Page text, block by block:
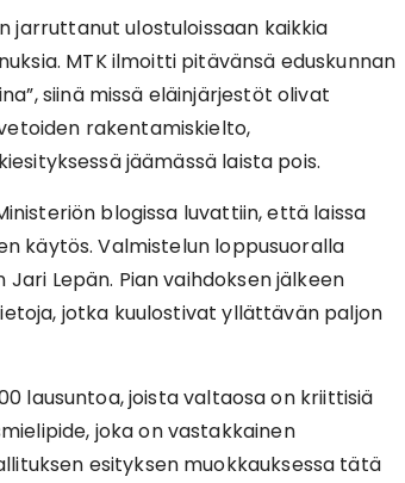
jarruttanut ulostuloissaan kaikkia
MTK ilmoitti pitävänsä eduskunnan
siinä missä eläinjärjestöt olivat
rakentamiskielto,
jäämässä laista pois.
blogissa luvattiin, että laissa
käytös. Valmistelun loppusuoralla
Lepän. Pian vaihdoksen jälkeen
jotka kuulostivat yllättävän paljon
lausuntoa, joista valtaosa on kriittisiä
joka on vastakkainen
esityksen muokkauksessa tätä